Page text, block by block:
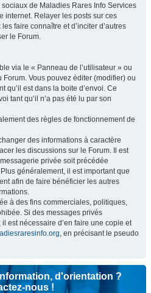
de Maladies Rares Info Services
internet. Relayer les posts sur ces
faire connaître et d’inciter d’autres
le Forum.
via le « Panneau de l’utilisateur » ou
Vous pouvez éditer (modifier) ou
qu’il est dans la boite d’envoi. Ce
tant qu’il n’a pas été lu par son
des règles de fonctionnement de
des informations à caractère
les discussions sur le Forum. Il est
privée soit précédée
généralement, il est important que
afin de faire bénéficier les autres
à des fins commerciales, politiques,
Si des messages privés
est nécessaire d’en faire une copie et
, en précisant le pseudo
d'orientation ?
nous !